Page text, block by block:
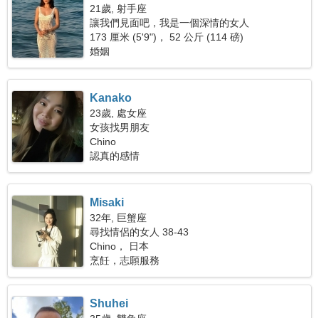
21歲, 射手座
讓我們見面吧，我是一個深情的女人
173 厘米 (5'9")， 52 公斤 (114 磅)
婚姻
Kanako
23歲, 處女座
女孩找男朋友
Chino
認真的感情
Misaki
32年, 巨蟹座
尋找情侶的女人 38-43
Chino， 日本
烹飪，志願服務
Shuhei